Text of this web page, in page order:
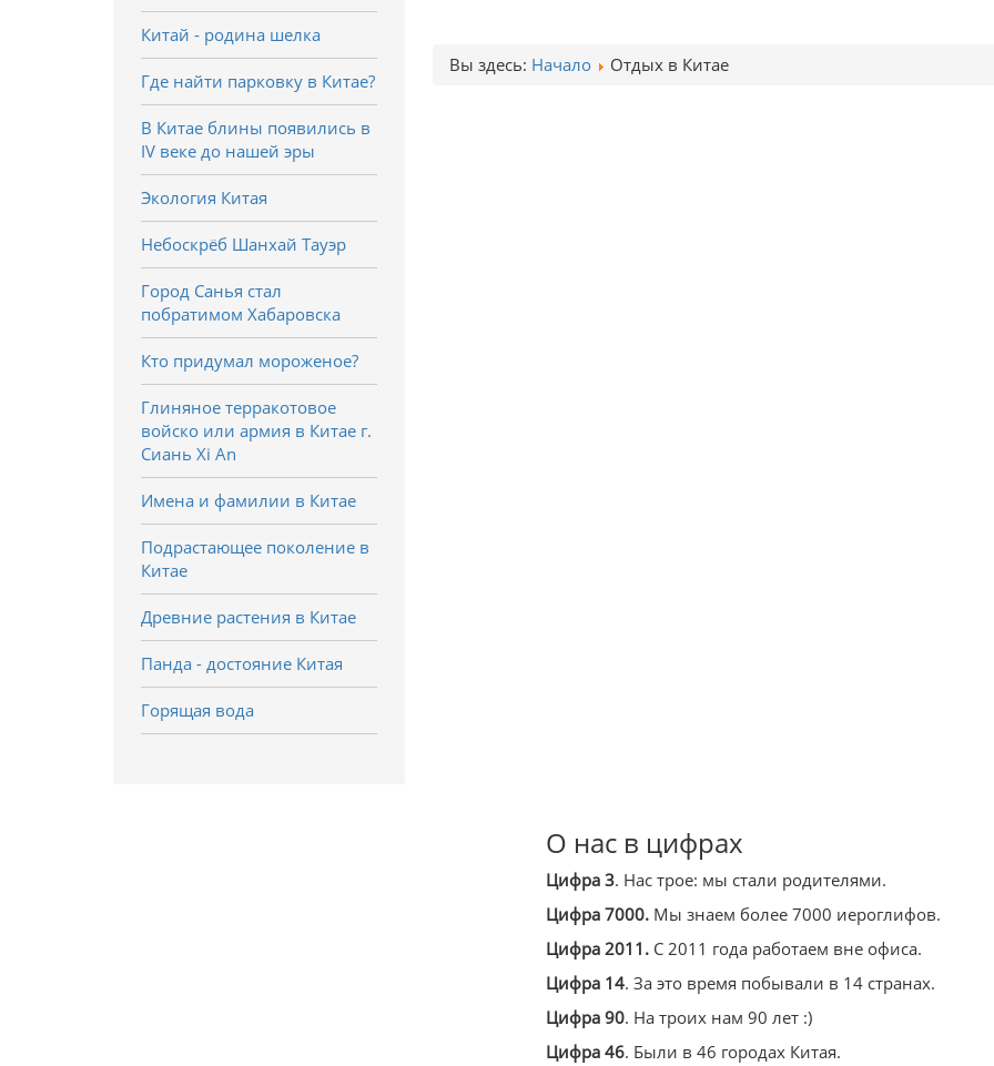
Вы здесь: Начало Отдых в Китае
Китай - родина шелка
Где найти парковку в Китае?
В Китае блины появились в
IV веке до нашей эры
Экология Китая
Небоскрёб Шанхай Тауэр
Город Санья стал
побратимом Хабаровска
Кто придумал мороженое?
Глиняное терракотовое
войско или армия в Китае г.
Сиань Xi An
Имена и фамилии в Китае
Подрастающее поколение в
Китае
Древние растения в Китае
Панда - достояние Китая
Горящая вода
О нас в цифрах
Цифра 3. Нас трое: мы стали родителями.
Цифра 7000. Мы знаем более 7000 иероглифов.
Цифра 2011. С 2011 года работаем вне офиса.
Цифра 14. За это время побывали в 14 странах.
Цифра 90. На троих нам 90 лет :)
Цифра 46. Были в 46 городах Китая.